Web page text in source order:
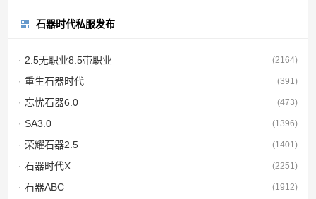
石器时代私服发布
· 2.5无职业8.5带职业 (2164)
· 重生石器时代 (391)
· 忘忧石器6.0 (473)
· SA3.0 (1396)
· 荣耀石器2.5 (1401)
· 石器时代X (2251)
· 石器ABC (1912)